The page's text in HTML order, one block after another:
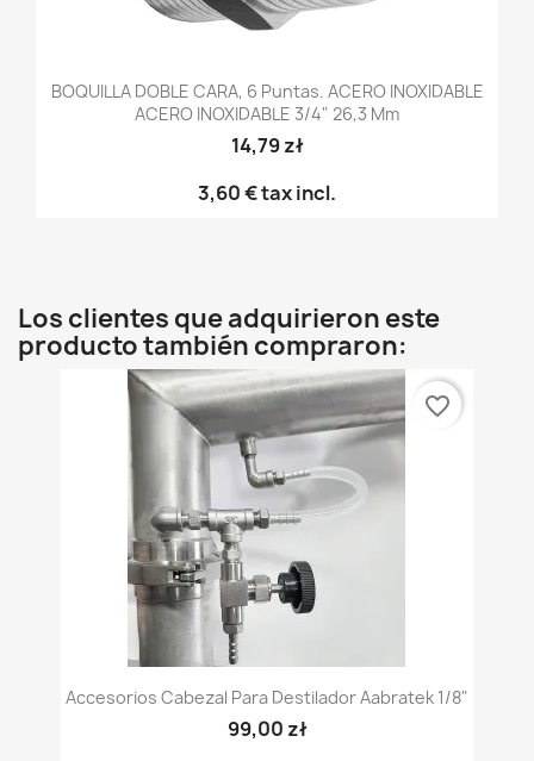
BOQUILLA DOBLE CARA, 6 Puntas. ACERO INOXIDABLE
ACERO INOXIDABLE 3/4" 26,3 Mm
14,79 zł
3,60 €tax incl.
Los clientes que adquirieron este
producto también compraron:
Accesorios Cabezal Para Destilador Aabratek 1/8"
99,00 zł
favorite_border